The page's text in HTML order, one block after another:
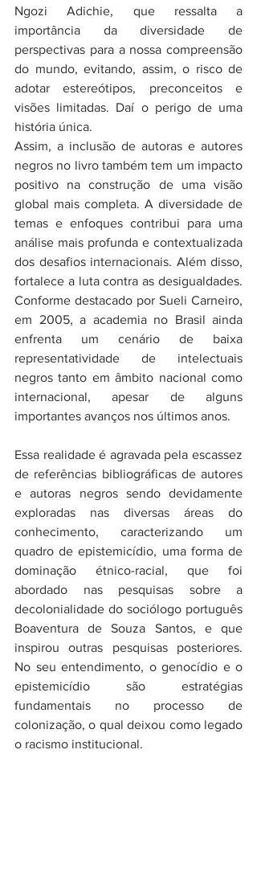
Ngozi Adichie, que ressalta a
importância da diversidade de
perspectivas para a nossa compreensão
do mundo, evitando, assim, o risco de
adotar estereótipos, preconceitos e
visões limitadas. Daí o perigo de uma
história única.
Assim, a inclusão de autoras e autores
negros no livro também tem um impacto
positivo na construção de uma visão
global mais completa. A diversidade de
temas e enfoques contribui para uma
análise mais profunda e contextualizada
dos desafios internacionais. Além disso,
fortalece a luta contra as desigualdades.
Conforme destacado por Sueli Carneiro,
em 2005, a academia no Brasil ainda
enfrenta um cenário de baixa
representatividade de intelectuais
negros tanto em âmbito nacional como
internacional, apesar de alguns
importantes avanços nos últimos anos.
Essa realidade é agravada pela escassez
de referências bibliográficas de autores
e autoras negros sendo devidamente
exploradas nas diversas áreas do
conhecimento, caracterizando um
quadro de epistemicídio, uma forma de
dominação étnico-racial, que foi
abordado nas pesquisas sobre a
decolonialidade do sociólogo português
Boaventura de Souza Santos, e que
inspirou outras pesquisas posteriores.
No seu entendimento, o genocídio e o
epistemicídio são estratégias
fundamentais no processo de
colonização, o qual deixou como legado
o racismo institucional.